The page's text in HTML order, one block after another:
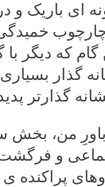
ای باریک و
چارچوب
گام که دیگر
گذار
گذارتر
من، بخش
و